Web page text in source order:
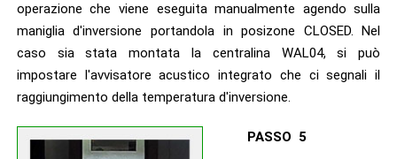
operazione che viene eseguita manualmente agendo sulla
maniglia d'inversione portandola in posizone CLOSED. Nel
caso sia stata montata la centralina WAL04, si può
impostare l'avvisatore acustico integrato che ci segnali il
raggiungimento della temperatura d'inversione.
PASSO 5